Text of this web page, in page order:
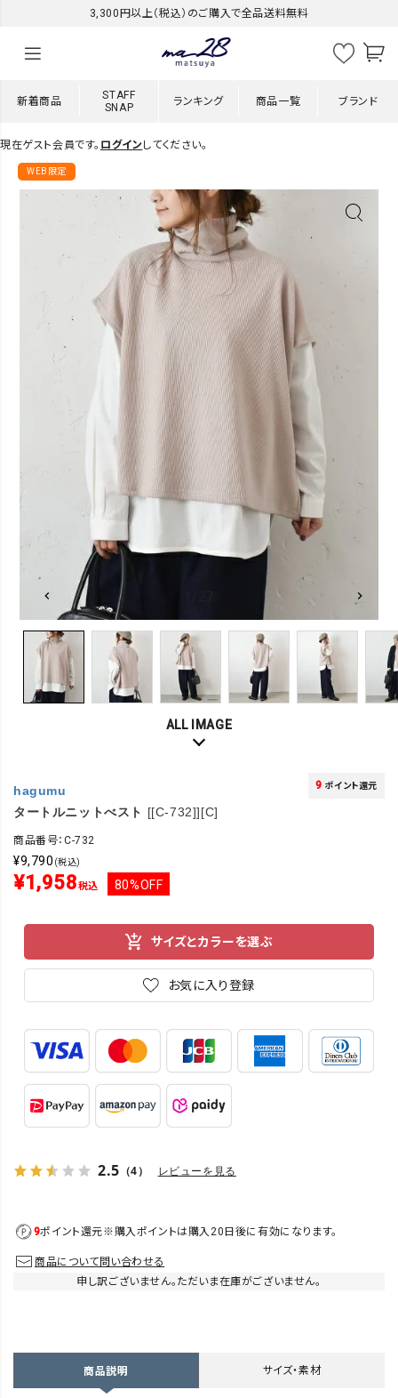
3,300円以上（税込）のご購入で全品送料無料
新着商品
STAFF
SNAP
ランキング 商品一覧 ブランド
現在ゲスト会員です。 ログインしてください。
WEB限定
ALL IMAGE
hagumu
タートルニットべスト [[C-732]][C]
9 ポイント還元
商品番号：C-732
¥9,790 (税込)
¥1,958税込 80%OFF
サイズとカラーを選ぶ
お気に入り登録
2.5 （4） レビューを見る
9ポイント還元※購入ポイントは購入20日後に有効になります。
商品について問い合わせる
申し訳ございません。ただいま在庫がございません。
商品説明 サイズ・素材